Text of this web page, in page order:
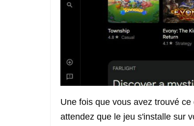
Une fois que vous avez trouvé
attendez que le jeu s'installe sur